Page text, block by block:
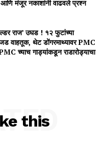
आणि मंजूर नकाशांनी वाढवले प्रश्न
राज’ उघड ! १२ फुटांच्या
वाहतूक, थेट डोंगरमाथ्यावर PMC
च्याच गाड्यांकडून राडारोड्याचा
this